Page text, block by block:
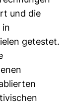
und die
in
getestet.